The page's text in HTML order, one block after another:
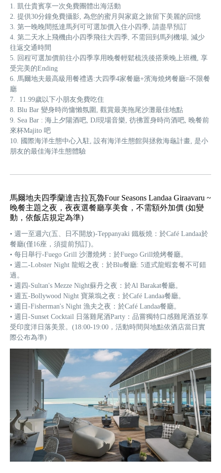
1. 凱仕貴賓享一次免費團體出海活動
2. 提供30分鐘免費攝影, 為您的蜜月與家庭之旅留下美麗的回憶
3. 第一晚晚間抵達馬列可可選加價 入住小四季, 請盡早預訂
4. 第二天水上飛機由小四季飛往大四季, 不需回到馬列機場, 減少
往返交通時間
5. 回程可選加價前往小四季享用晚餐輕鬆梳洗後搭乘晚上班機, 享
受完美的Ending
6. 馬爾地夫最高級用餐禮遇:大四季4家餐廳+濱海燒烤餐廳=不限餐
廳
7. 11.99歲以下小朋友免費吃住
8. Blu Bar 變身時尚慵懶氛圍, 觀賞最美拖尾沙灘最佳地點
9. Sea Bar : 海上夕陽酒吧, DJ現場音樂, 彷彿置身時尚酒吧, 晚餐前
來杯Majito 吧
10. 國際海洋生態中心入駐, 設有海洋生態館與拯救海龜計畫, 是小
朋友的最佳海洋生態體驗
馬爾地夫四季蘭達吉拉瓦魯Four Seasons Landaa Giraavaru ~
晚餐主題之夜，夜夜選餐廳享美食，不需額外加價 (如變
動，依飯店規定為準)
• 週一至週六(五、日不開放)-Teppanyaki 鐵板燒：於Café Landaa於
餐廳(僅16座，須提前預訂)。
• 每日舉行-Fuego Grill 沙灘燒烤：於Fuego Grill燒烤餐廳。
• 週二-Lobster Night 龍蝦之夜：於Blu餐廳: 5道式龍蝦套餐不可錯
過。
• 週四-Sultan's Mezze Night蘇丹之夜：於Al Barakat餐廳。
• 週五-Bollywood Night 寶萊塢之夜：於Café Landaa餐廳。
• 週日-Fisherman's Night 漁夫之夜：於Café Landaa餐廳。
• 週日-Sunset Cocktail 日落雞尾酒Party：品嘗獨特口感雞尾酒並享
受印度洋日落美景。(18:00-19:00，活動時間與地點依酒店當日實
際公布為準)